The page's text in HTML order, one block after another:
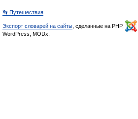
👣 Путешествия
Экспорт словарей на сайты , сделанные на PHP,
WordPress, MODx.